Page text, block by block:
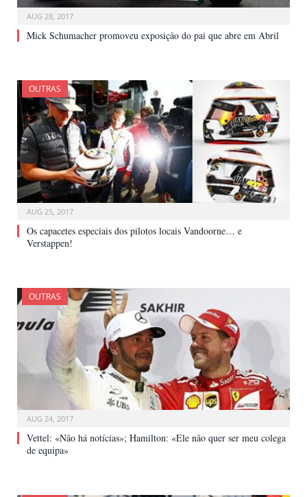
AUG 28, 2017
Mick Schumacher promoveu exposição do pai que abre em Abril
OUTRAS
AUG 25, 2017
Os capacetes especiais dos pilotos locais Vandoorne… e
Verstappen!
OUTRAS
AUG 24, 2017
Vettel: «Não há notícias»; Hamilton: «Ele não quer ser meu colega
de equipa»